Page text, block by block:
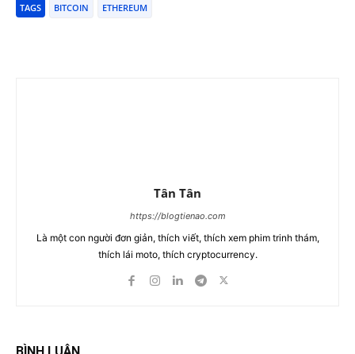
TAGS BITCOIN ETHEREUM
Tân Tân
https://blogtienao.com
Là một con người đơn giản, thích viết, thích xem phim trinh thám,
thích lái moto, thích cryptocurrency.